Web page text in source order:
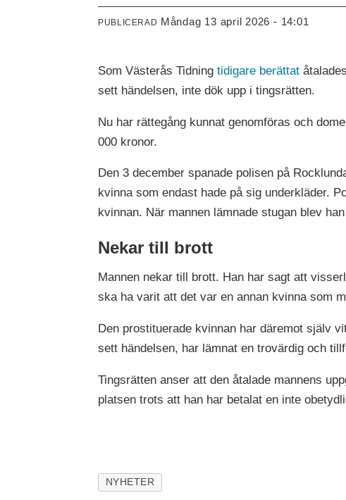
PUBLICERAD måndag 13 april 2026 - 14:01
Som Västerås Tidningtidigare berättat
sett händelsen, inte dök upp i tingsrätten.
Nu har rättegång kunnat genomföras och
000 kronor.
Den 3 december spanade polisen på
kvinna som endast hade på sig underkläder.
kvinnan. När mannen lämnade stugan blev
Nekar till brott
Mannen nekar till brott. Han har sagt att
ska ha varit att det var en annan kvinna som
Den prostituerade kvinnan har däremot själv
sett händelsen, har lämnat en trovärdig och
Tingsrätten anser att den åtalade mannens
platsen trots att han har betalat en inte
NYHETER